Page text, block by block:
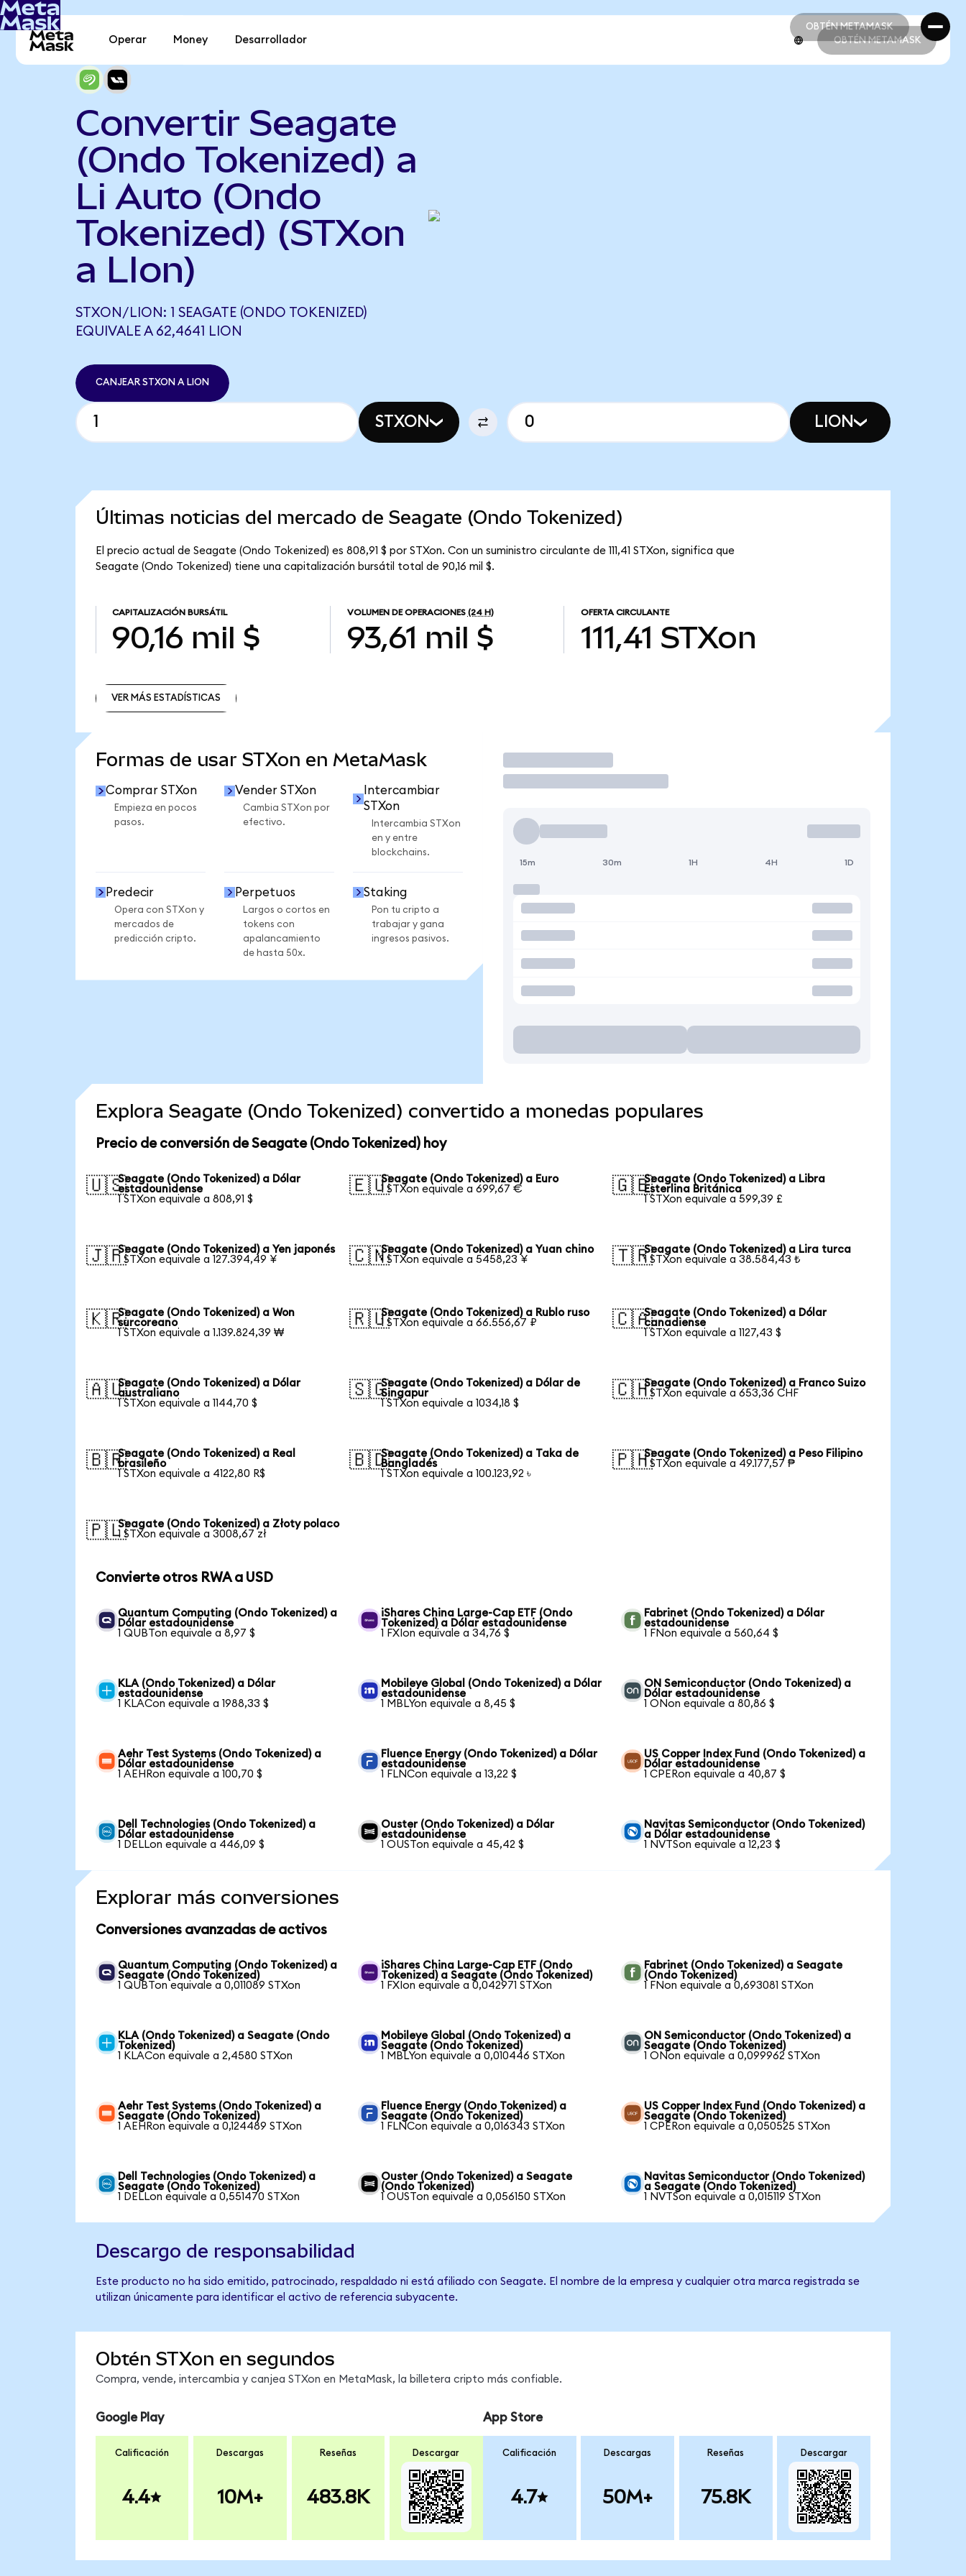
OBTÉN METAMASK
OBTÉN METAMASK
Operar Money Desarrollador OBTÉN METAMASK
Convertir Seagate
(Ondo Tokenized) a
Li Auto (Ondo
Tokenized) (STXon
a LIon)
STXON/LION: 1 SEAGATE (ONDO TOKENIZED)
EQUIVALE A 62,4641 LION
CANJEAR STXON A LION
STXON LION
Últimas noticias del mercado de Seagate (Ondo Tokenized)
El precio actual de Seagate (Ondo Tokenized) es 808,91 $ por STXon. Con un suministro circulante de 111,41 STXon, significa que
Seagate (Ondo Tokenized) tiene una capitalización bursátil total de 90,16 mil $.
CAPITALIZACIÓN BURSÁTIL
90,16 mil $
VOLUMEN DE OPERACIONES (24 H)
93,61 mil $
OFERTA CIRCULANTE
111,41 STXon
VER MÁS ESTADÍSTICAS
Formas de usar STXon en MetaMask
Comprar STXon
Empieza en pocos
pasos.
Vender STXon
Cambia STXon por
efectivo.
Intercambiar
STXon
Intercambia STXon
en y entre
blockchains.
Predecir
Opera con STXon y
mercados de
predicción cripto.
Perpetuos
Largos o cortos en
tokens con
apalancamiento
de hasta 50x.
Staking
Pon tu cripto a
trabajar y gana
ingresos pasivos.
Operar
15m 30m 1H 4H 1D
Explora Seagate (Ondo Tokenized) convertido a monedas populares
Precio de conversión de Seagate (Ondo Tokenized) hoy
🇺🇸Seagate (Ondo Tokenized) a Dólar
estadounidense
1 STXon equivale a 808,91 $
🇪🇺Seagate (Ondo Tokenized) a Euro
1 STXon equivale a 699,67 €
🇬🇧Seagate (Ondo Tokenized) a Libra
Esterlina Británica
1 STXon equivale a 599,39 £
🇯🇵Seagate (Ondo Tokenized) a Yen japonés
1 STXon equivale a 127.394,49 ¥
🇨🇳Seagate (Ondo Tokenized) a Yuan chino
1 STXon equivale a 5458,23 ¥
🇹🇷Seagate (Ondo Tokenized) a Lira turca
1 STXon equivale a 38.584,43 ₺
🇰🇷Seagate (Ondo Tokenized) a Won
surcoreano
1 STXon equivale a 1.139.824,39 ₩
🇷🇺Seagate (Ondo Tokenized) a Rublo ruso
1 STXon equivale a 66.556,67 ₽
🇨🇦Seagate (Ondo Tokenized) a Dólar
canadiense
1 STXon equivale a 1127,43 $
🇦🇺Seagate (Ondo Tokenized) a Dólar
australiano
1 STXon equivale a 1144,70 $
🇸🇬Seagate (Ondo Tokenized) a Dólar de
Singapur
1 STXon equivale a 1034,18 $
🇨🇭Seagate (Ondo Tokenized) a Franco Suizo
1 STXon equivale a 653,36 CHF
🇧🇷Seagate (Ondo Tokenized) a Real
brasileño
1 STXon equivale a 4122,80 R$
🇧🇩Seagate (Ondo Tokenized) a Taka de
Bangladés
1 STXon equivale a 100.123,92 ৳
🇵🇭Seagate (Ondo Tokenized) a Peso Filipino
1 STXon equivale a 49.177,57 ₱
🇵🇱Seagate (Ondo Tokenized) a Złoty polaco
1 STXon equivale a 3008,67 zł
Convierte otros RWA a USD
Quantum Computing (Ondo Tokenized) a
Dólar estadounidense
1 QUBTon equivale a 8,97 $
iShares China Large-Cap ETF (Ondo
Tokenized) a Dólar estadounidense
1 FXIon equivale a 34,76 $
Fabrinet (Ondo Tokenized) a Dólar
estadounidense
1 FNon equivale a 560,64 $
KLA (Ondo Tokenized) a Dólar
estadounidense
1 KLACon equivale a 1988,33 $
Mobileye Global (Ondo Tokenized) a Dólar
estadounidense
1 MBLYon equivale a 8,45 $
ON Semiconductor (Ondo Tokenized) a
Dólar estadounidense
1 ONon equivale a 80,86 $
Aehr Test Systems (Ondo Tokenized) a
Dólar estadounidense
1 AEHRon equivale a 100,70 $
Fluence Energy (Ondo Tokenized) a Dólar
estadounidense
1 FLNCon equivale a 13,22 $
US Copper Index Fund (Ondo Tokenized) a
Dólar estadounidense
1 CPERon equivale a 40,87 $
Dell Technologies (Ondo Tokenized) a
Dólar estadounidense
1 DELLon equivale a 446,09 $
Ouster (Ondo Tokenized) a Dólar
estadounidense
1 OUSTon equivale a 45,42 $
Navitas Semiconductor (Ondo Tokenized)
a Dólar estadounidense
1 NVTSon equivale a 12,23 $
Explorar más conversiones
Conversiones avanzadas de activos
Quantum Computing (Ondo Tokenized) a
Seagate (Ondo Tokenized)
1 QUBTon equivale a 0,011089 STXon
iShares China Large-Cap ETF (Ondo
Tokenized) a Seagate (Ondo Tokenized)
1 FXIon equivale a 0,042971 STXon
Fabrinet (Ondo Tokenized) a Seagate
(Ondo Tokenized)
1 FNon equivale a 0,693081 STXon
KLA (Ondo Tokenized) a Seagate (Ondo
Tokenized)
1 KLACon equivale a 2,4580 STXon
Mobileye Global (Ondo Tokenized) a
Seagate (Ondo Tokenized)
1 MBLYon equivale a 0,010446 STXon
ON Semiconductor (Ondo Tokenized) a
Seagate (Ondo Tokenized)
1 ONon equivale a 0,099962 STXon
Aehr Test Systems (Ondo Tokenized) a
Seagate (Ondo Tokenized)
1 AEHRon equivale a 0,124489 STXon
Fluence Energy (Ondo Tokenized) a
Seagate (Ondo Tokenized)
1 FLNCon equivale a 0,016343 STXon
US Copper Index Fund (Ondo Tokenized) a
Seagate (Ondo Tokenized)
1 CPERon equivale a 0,050525 STXon
Dell Technologies (Ondo Tokenized) a
Seagate (Ondo Tokenized)
1 DELLon equivale a 0,551470 STXon
Ouster (Ondo Tokenized) a Seagate
(Ondo Tokenized)
1 OUSTon equivale a 0,056150 STXon
Navitas Semiconductor (Ondo Tokenized)
a Seagate (Ondo Tokenized)
1 NVTSon equivale a 0,015119 STXon
Descargo de responsabilidad
Este producto no ha sido emitido, patrocinado, respaldado ni está afiliado con Seagate. El nombre de la empresa y cualquier otra marca registrada se
utilizan únicamente para identificar el activo de referencia subyacente.
Obtén STXon en segundos
Compra, vende, intercambia y canjea STXon en MetaMask, la billetera cripto más confiable.
Google Play
Calificación
4.4
Descargas
10M+
Reseñas
483.8K
Descargar
App Store
Calificación
4.7
Descargas
50M+
Reseñas
75.8K
Descargar